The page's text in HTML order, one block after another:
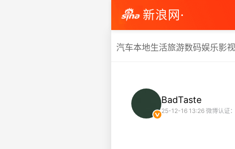
新浪网·
汽车本地生活旅游数码娱乐影视
BadTaste
25-12-16 13:26 微博认证